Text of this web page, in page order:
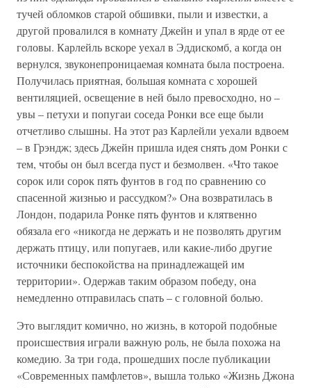
тучей обломков старой обшивки, пыли и известки, а
другой провалился в комнату Джейн и упал в ярде от ее
головы. Карлейль вскоре уехал в Эддискомб, а когда он
вернулся, звуконепроницаемая комната была построена.
Получилась приятная, большая комната с хорошей
вентиляцией, освещение в ней было превосходно, но –
увы – петухи и попугаи соседа Ронки все еще были
отчетливо слышны. На этот раз Карлейли уехали вдвоем
– в Грэндж; здесь Джейн пришла идея снять дом Ронки с
тем, чтобы он был всегда пуст и безмолвен. «Что такое
сорок или сорок пять фунтов в год по сравнению со
спасенной жизнью и рассудком?» Она возвратилась в
Лондон, подарила Ронке пять фунтов и клятвенно
обязала его «никогда не держать и не позволять другим
держать птицу, или попугаев, или какие-либо другие
источники беспокойства на принадлежащей им
территории». Одержав таким образом победу, она
немедленно отправилась спать – с головной болью.
Это выглядит комично, но жизнь, в которой подобные
происшествия играли важную роль, не была похожа на
комедию. За три года, прошедших после публикации
«Современных памфлетов», вышла только «Жизнь Джона